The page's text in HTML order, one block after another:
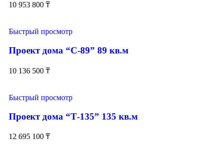
10 953 800 ₸
Быстрый просмотр
Проект дома “С-89” 89 кв.м
10 136 500 ₸
Быстрый просмотр
Проект дома “Т-135” 135 кв.м
12 695 100 ₸